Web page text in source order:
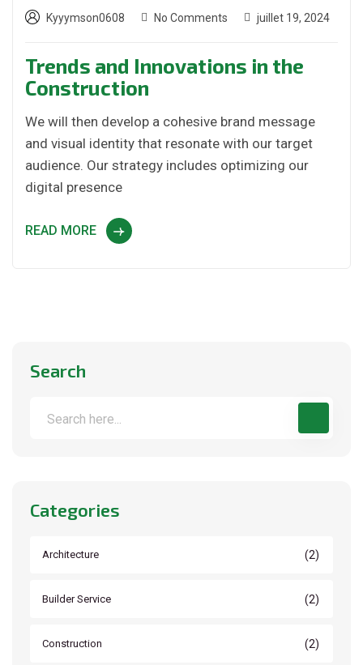
Kyyymson0608 No Comments juillet 19, 2024
Trends and Innovations in the
Construction
We will then develop a cohesive brand message
and visual identity that resonate with our target
audience. Our strategy includes optimizing our
digital presence
READ MORE
Search
Categories
Architecture (2)
Builder Service (2)
Construction (2)